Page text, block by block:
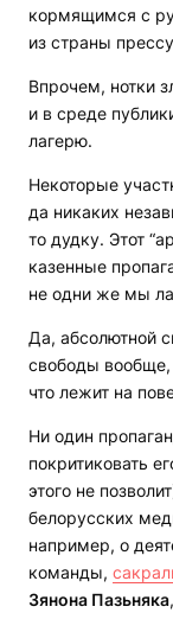
кормящимся с
из страны
Впрочем, нотки
и в среде
лагерю.
Некоторые
да никаких
то дудку. Этот
казенные
не одни же мы
Да, абсолютной
свободы вообще,
что лежит на
Ни один
покритиковать
этого не
белорусских
например, о
команды,
Зянона Пазьняка